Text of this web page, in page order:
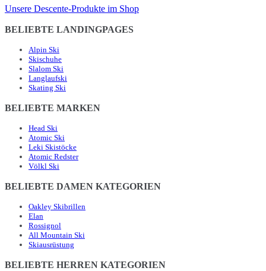
Unsere Descente-Produkte im Shop
BELIEBTE LANDINGPAGES
Alpin Ski
Skischuhe
Slalom Ski
Langlaufski
Skating Ski
BELIEBTE MARKEN
Head Ski
Atomic Ski
Leki Skistöcke
Atomic Redster
Völkl Ski
BELIEBTE DAMEN KATEGORIEN
Oakley Skibrillen
Elan
Rossignol
All Mountain Ski
Skiausrüstung
BELIEBTE HERREN KATEGORIEN